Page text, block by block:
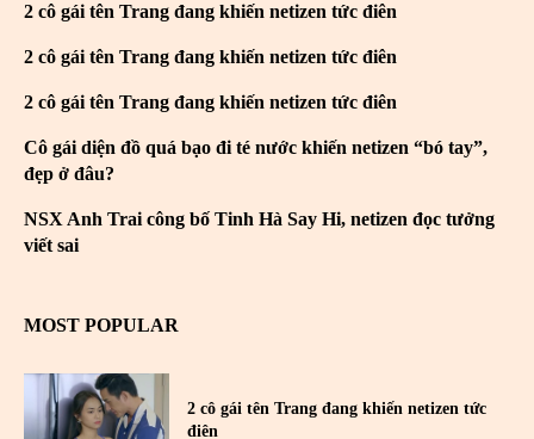
2 cô gái tên Trang đang khiến netizen tức điên
2 cô gái tên Trang đang khiến netizen tức điên
2 cô gái tên Trang đang khiến netizen tức điên
Cô gái diện đồ quá bạo đi té nước khiến netizen “bó tay”,
đẹp ở đâu?
NSX Anh Trai công bố Tinh Hà Say Hi, netizen đọc tưởng
viết sai
MOST POPULAR
2 cô gái tên Trang đang khiến netizen tức
điên